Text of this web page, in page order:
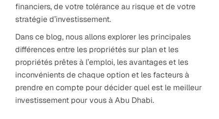
financiers, de votre tolérance au risque et de votre
stratégie d’investissement.
Dans ce blog, nous allons explorer les principales
différences entre les propriétés sur plan et les
propriétés prêtes à l’emploi, les avantages et les
inconvénients de chaque option et les facteurs à
prendre en compte pour décider quel est le meilleur
investissement pour vous à Abu Dhabi.